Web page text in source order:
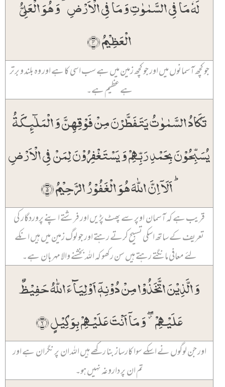
الۡعَظِیۡمُ ﴿۴﴾
جو کچھ آسمانوں میں اور جو کچھ زمین میں ہے سب اسی کا ہے اور وہ بلند و برتر
ہے عظیم ہے۔
تَکَادُ السَّمٰوٰتُ یَتَفَطَّرۡنَ مِنۡ فَوۡقِہِنَّ وَ الۡمَلٰٓئِکَۃُ
یُسَبِّحُوۡنَ بِحَمۡدِ رَبِّہِمۡ وَ یَسۡتَغۡفِرُوۡنَ لِمَنۡ فِی الۡاَرۡضِ
ؕ اَلَاۤ اِنَّ اللّٰہَ ہُوَ الۡغَفُوۡرُ الرَّحِیۡمُ ﴿۵﴾
قریب ہے کہ آسمان اوپر سے پھٹ پڑیں اور فرشتے اپنے پروردگار کی
تعریف کے ساتھ اسکی تسبیح کرتے رہتے اور جو لوگ زمین میں ہیں انکے
لئے معافی مانگتے رہتے ہیں سن رکھو کہ اللہ بخشنے والا مہربان ہے۔
وَ الَّذِیۡنَ اتَّخَذُوۡا مِنۡ دُوۡنِہٖۤ اَوۡلِیَآءَ اللّٰہُ حَفِیۡظٌ
عَلَیۡہِمۡ ۫ۖ وَ مَاۤ اَنۡتَ عَلَیۡہِمۡ بِوَکِیۡلٍ ﴿۶﴾
اور جن لوگوں نے اسکے سوا کارساز بنا رکھے ہیں اللہ ان پر نگران ہے اور
تم ان پر داروغہ نہیں ہو۔